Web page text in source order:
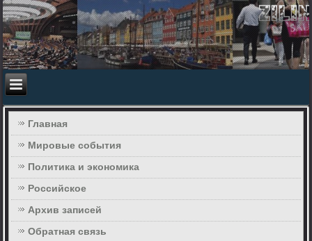
Главная
Мировые события
Политика и экономика
Российское
Архив записей
Обратная связь